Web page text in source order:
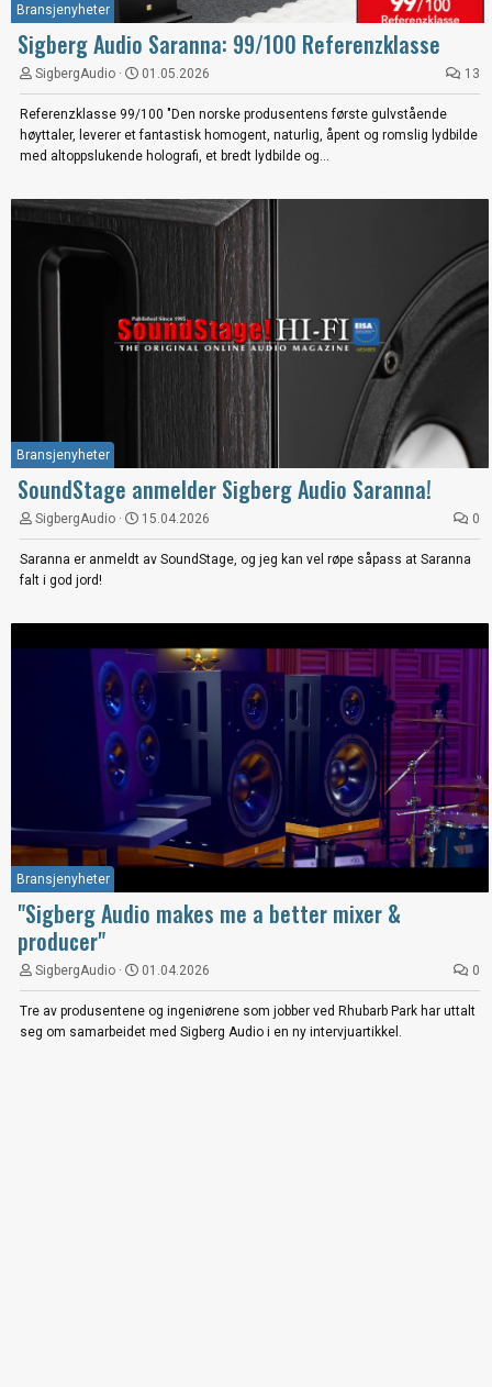
Bransjenyheter
Sigberg Audio Saranna: 99/100 Referenzklasse
SigbergAudio 01.05.2026 13
Referenzklasse 99/100 "Den norske produsentens første gulvstående
høyttaler, leverer et fantastisk homogent, naturlig, åpent og romslig lydbilde
med altoppslukende holografi, et bredt lydbilde og...
Bransjenyheter
SoundStage anmelder Sigberg Audio Saranna!
SigbergAudio 15.04.2026 0
Saranna er anmeldt av SoundStage, og jeg kan vel røpe såpass at Saranna
falt i god jord!
Bransjenyheter
"Sigberg Audio makes me a better mixer &
producer"
SigbergAudio 01.04.2026 0
Tre av produsentene og ingeniørene som jobber ved Rhubarb Park har uttalt
seg om samarbeidet med Sigberg Audio i en ny intervjuartikkel.